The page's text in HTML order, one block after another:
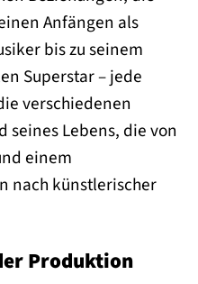
Anfängen als
bis zu seinem
Superstar – jede
verschiedenen
seines Lebens, die von
einem
nach künstlerischer
Produktion